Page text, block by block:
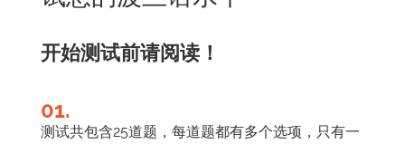
开始测试前请阅读！
01.
测试共包含25道题，每道题都有多个选项，只有一